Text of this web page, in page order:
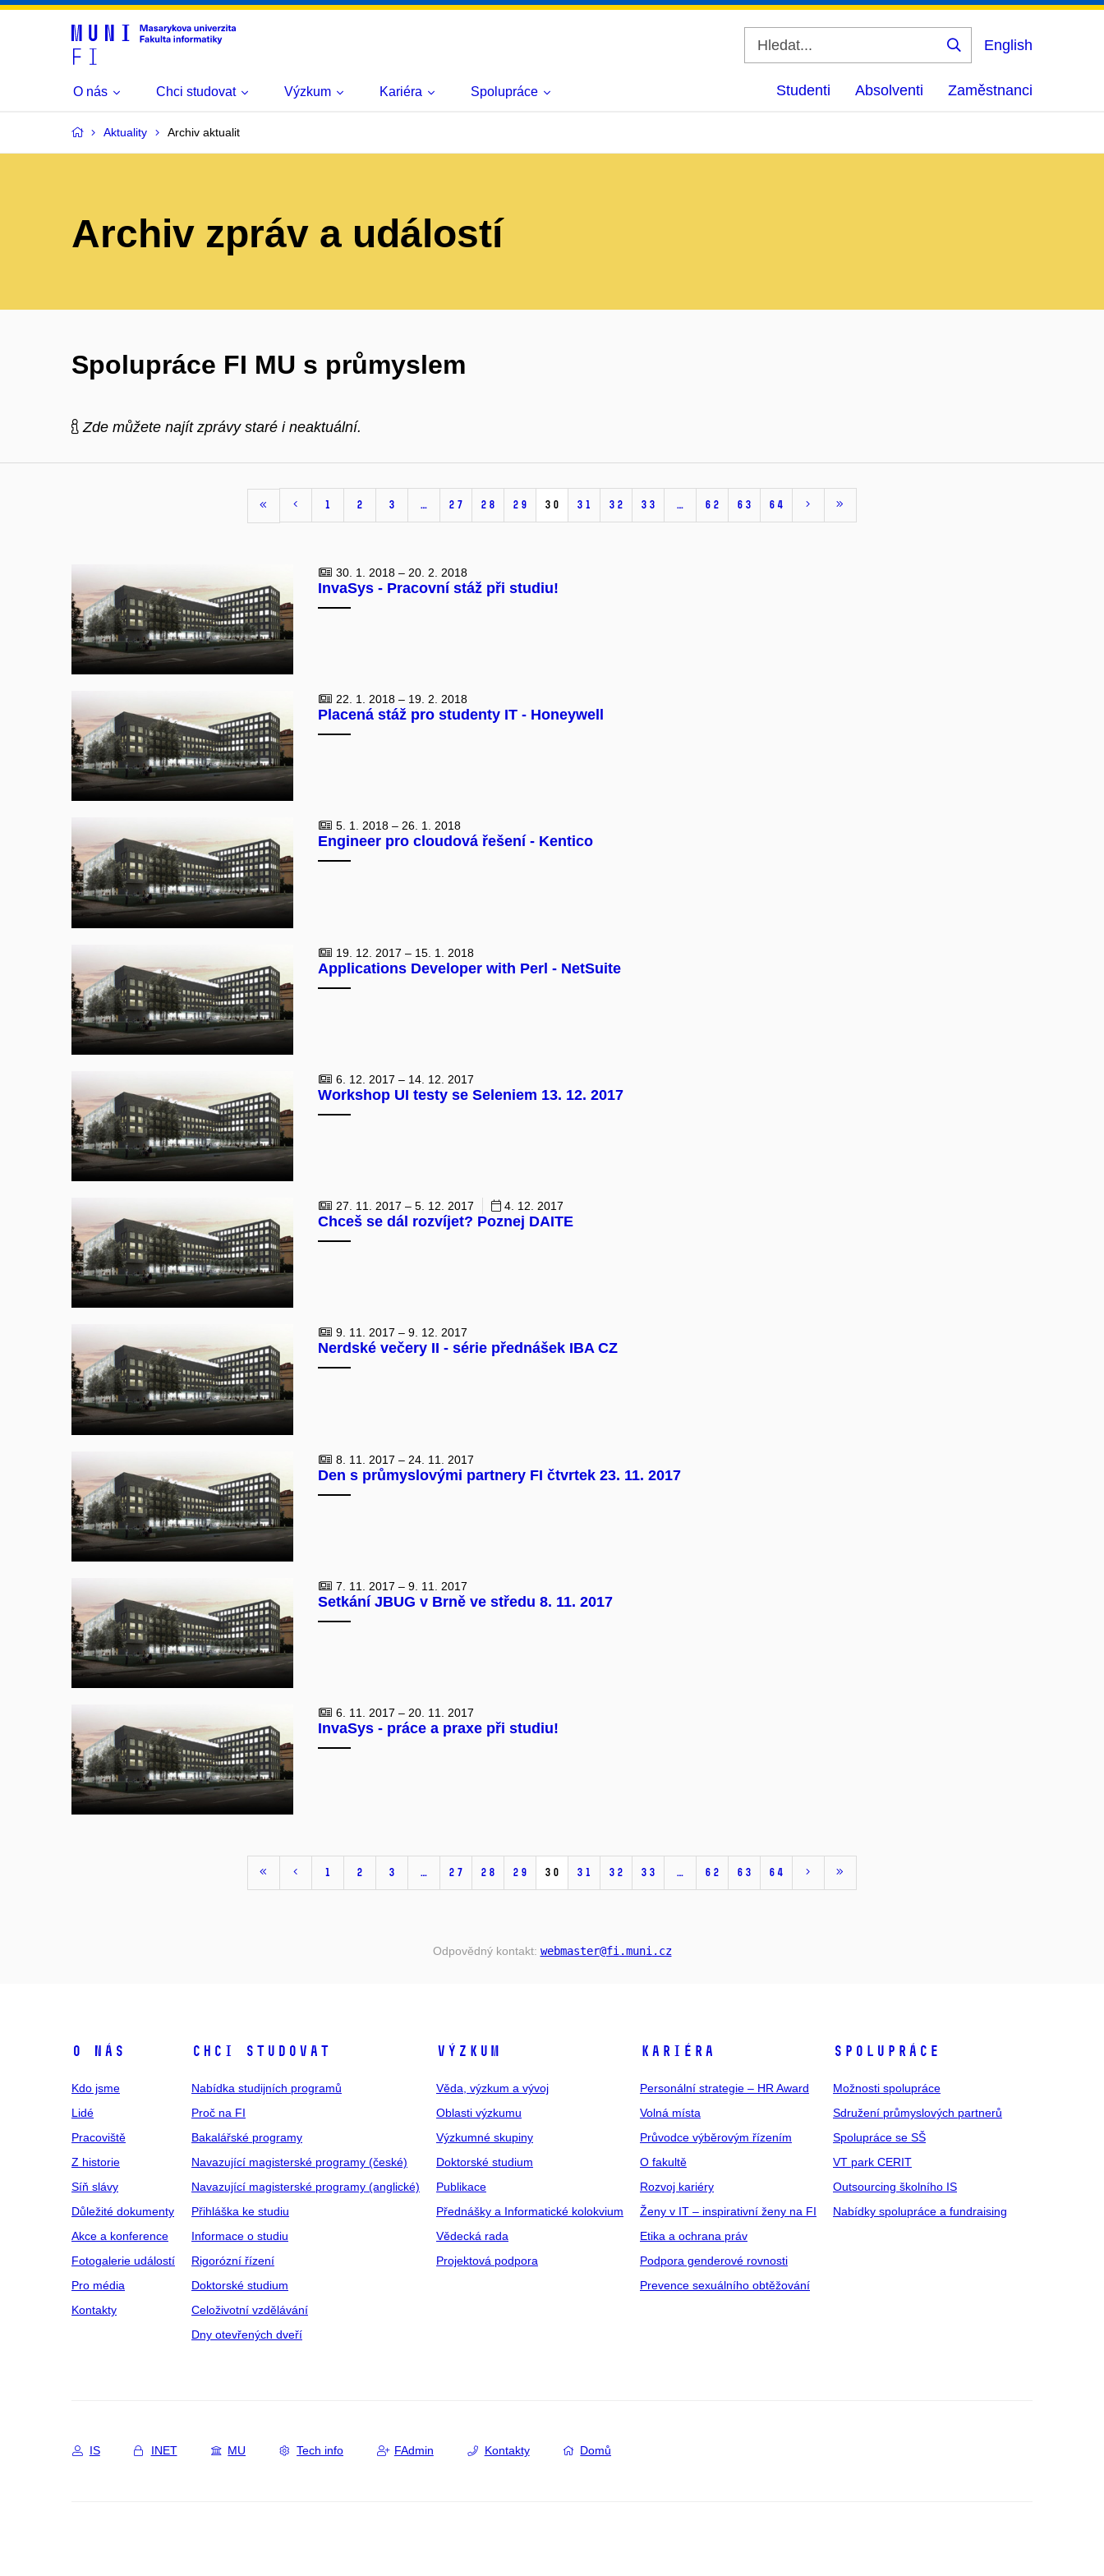
Vyhledat
English
O nás Chci studovat Výzkum Kariéra Spolupráce Studenti Absolventi Zaměstnanci
Aktuality Archiv aktualit
Archiv zpráv a událostí
Spolupráce FI MU s průmyslem
Zde můžete najít zprávy staré i neaktuální.
1 2 3 … 27 28 29 30 31 32 33 … 62 63 64
30. 1. 2018 – 20. 2. 2018
InvaSys - Pracovní stáž při studiu!
22. 1. 2018 – 19. 2. 2018
Placená stáž pro studenty IT - Honeywell
5. 1. 2018 – 26. 1. 2018
Engineer pro cloudová řešení - Kentico
19. 12. 2017 – 15. 1. 2018
Applications Developer with Perl - NetSuite
6. 12. 2017 – 14. 12. 2017
Workshop UI testy se Seleniem 13. 12. 2017
27. 11. 2017 – 5. 12. 2017 4. 12. 2017
Chceš se dál rozvíjet? Poznej DAITE
9. 11. 2017 – 9. 12. 2017
Nerdské večery II - série přednášek IBA CZ
8. 11. 2017 – 24. 11. 2017
Den s průmyslovými partnery FI čtvrtek 23. 11. 2017
7. 11. 2017 – 9. 11. 2017
Setkání JBUG v Brně ve středu 8. 11. 2017
6. 11. 2017 – 20. 11. 2017
InvaSys - práce a praxe při studiu!
1 2 3 … 27 28 29 30 31 32 33 … 62 63 64
Odpovědný kontakt: webmaster@fi.muni.cz
O NÁS
Kdo jsme
Lidé
Pracoviště
Z historie
Síň slávy
Důležité dokumenty
Akce a konference
Fotogalerie událostí
Pro média
Kontakty
CHCI STUDOVAT
Nabídka studijních programů
Proč na FI
Bakalářské programy
Navazující magisterské programy (české)
Navazující magisterské programy (anglické)
Přihláška ke studiu
Informace o studiu
Rigorózní řízení
Doktorské studium
Celoživotní vzdělávání
Dny otevřených dveří
VÝZKUM
Věda, výzkum a vývoj
Oblasti výzkumu
Výzkumné skupiny
Doktorské studium
Publikace
Přednášky a Informatické kolokvium
Vědecká rada
Projektová podpora
KARIÉRA
Personální strategie – HR Award
Volná místa
Průvodce výběrovým řízením
O fakultě
Rozvoj kariéry
Ženy v IT – inspirativní ženy na FI
Etika a ochrana práv
Podpora genderové rovnosti
Prevence sexuálního obtěžování
SPOLUPRÁCE
Možnosti spolupráce
Sdružení průmyslových partnerů
Spolupráce se SŠ
VT park CERIT
Outsourcing školního IS
Nabídky spolupráce a fundraising
IS INET MU Tech info FAdmin Kontakty Domů